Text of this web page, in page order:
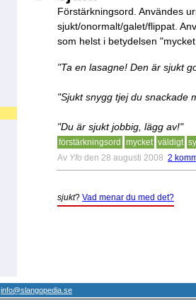
Förstärkningsord. Användes
sjukt/onormalt/galet/flippat.
som helst i betydelsen
"Ta en lasagne! Den är sjukt
"Sjukt snygg tjej du snackade
"Du är sjukt jobbig, lägg av!"
förstärkningsord mycket väldigt
Av Yfo den 28 augusti 2008 2
sjukt? Vad menar du med det?
info@slangopedia.se